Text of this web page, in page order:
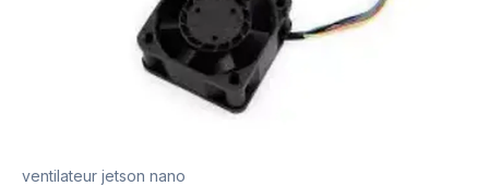
ventilateur jetson nano